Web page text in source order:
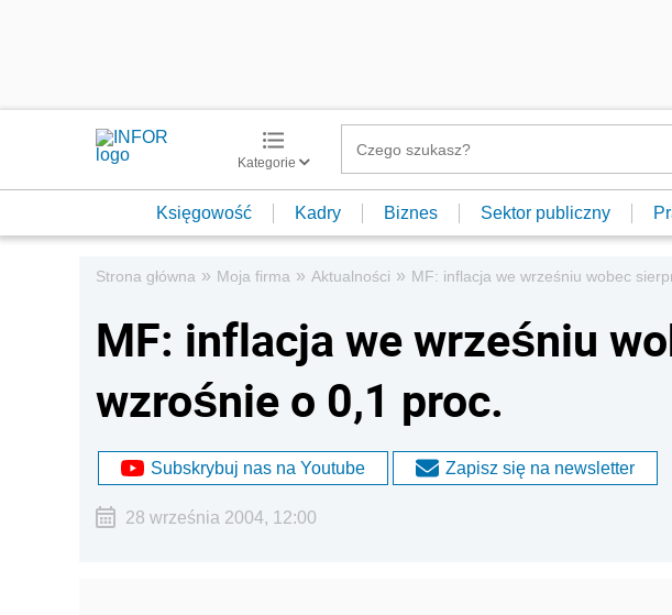
Kategorie
Księgowość Kadry Biznes Sektor publiczny
Strona główna » Moja firma » Aktualności » MF: inflacja we wrześniu wobec
MF: inflacja we wrześniu
wzrośnie o 0,1 proc.
Subskrybuj nas na Youtube Zapisz się na newsletter
28 września 2004, 12:00